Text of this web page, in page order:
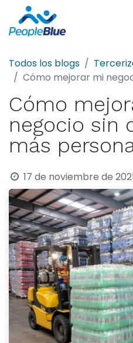
Todos los blogs
Cómo mejorar mi
Cómo
negocio sin
más
17 de noviembre de